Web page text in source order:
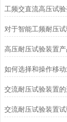
工频交直流高压试
高压耐压试验装置
交流耐压试验装置